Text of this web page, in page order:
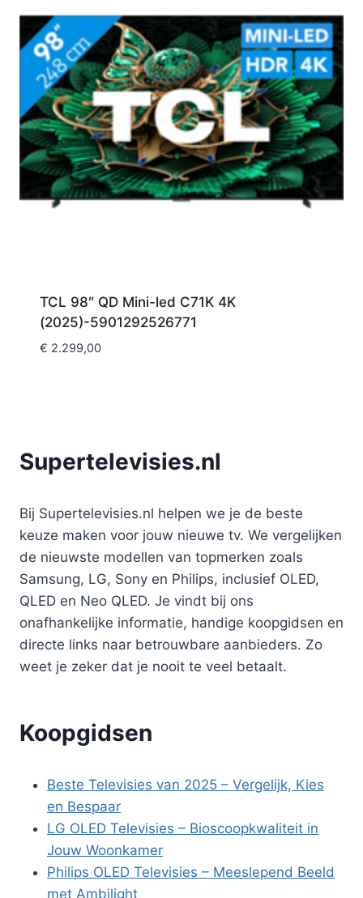
TCL 98″ QD Mini-led C71K 4K
(2025)-5901292526771
€ 2.299,00
Supertelevisies.nl
Bij Supertelevisies.nl helpen we je de beste
keuze maken voor jouw nieuwe tv. We vergelijken
de nieuwste modellen van topmerken zoals
Samsung, LG, Sony en Philips, inclusief OLED,
QLED en Neo QLED. Je vindt bij ons
onafhankelijke informatie, handige koopgidsen en
directe links naar betrouwbare aanbieders. Zo
weet je zeker dat je nooit te veel betaalt.
Koopgidsen
Beste Televisies van 2025 – Vergelijk, Kies
en Bespaar
LG OLED Televisies – Bioscoopkwaliteit in
Jouw Woonkamer
Philips OLED Televisies – Meeslepend Beeld
met Ambilight